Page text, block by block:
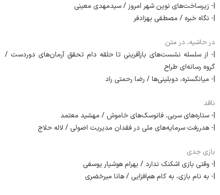
|- زیرساخت‌های نوین شهر امروز / سیدمهدی معینی
|- نگاه خبره / مصطفی بهزادفر
در حاشیه، در متن
|- از سلسله نشست‌های بازآفرینی تا حلقه دام تحقق آرمان‌های دوردست /
گروه رسانه‌ای طراح
|- میانگستره، دوبلینی‌ها / رضا رحمتی راد
ناقد
|- ستاره‌های سربی، فانوسک‌های خاموش / مهشید معتمد
|- هدررفت سرمایه‌های ملی در فقدان مدیریت اصولی / لاله حلاج
بازی جدی
|- وقتی بازی اشکنک ندارد / بهرام هوشیار یوسفی
|- به نام بازی، به کام هم‌افزایی / هانا میرخضری